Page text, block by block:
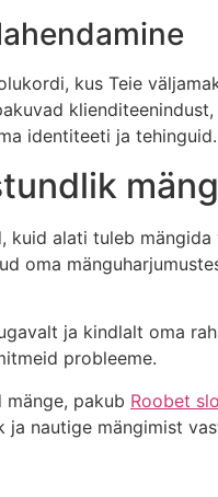
kus Teie
identiteeti ja tehinguid.
kuid alati tuleb
oma
ja kindlalt oma
probleeme.
pakub Roobet
nautige mängimist